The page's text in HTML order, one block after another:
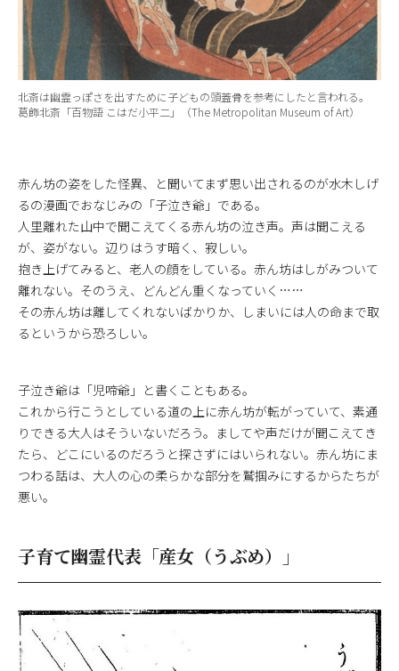
北斎は幽霊っぽさを出すために子どもの頭蓋骨を参考にしたと言われる。
葛飾北斎「百物語 こはだ小平二」（The Metropolitan Museum of Art）
赤ん坊の姿をした怪異、と聞いてまず思い出されるのが水木しげ
るの漫画でおなじみの「子泣き爺」である。
人里離れた山中で聞こえてくる赤ん坊の泣き声。声は聞こえる
が、姿がない。辺りはうす暗く、寂しい。
抱き上げてみると、老人の顔をしている。赤ん坊はしがみついて
離れない。そのうえ、どんどん重くなっていく……
その赤ん坊は離してくれないばかりか、しまいには人の命まで取
るというから恐ろしい。
子泣き爺は「児啼爺」と書くこともある。
これから行こうとしている道の上に赤ん坊が転がっていて、素通
りできる大人はそういないだろう。ましてや声だけが聞こえてき
たら、どこにいるのだろうと探さずにはいられない。赤ん坊にま
つわる話は、大人の心の柔らかな部分を鷲掴みにするからたちが
悪い。
子育て幽霊代表「産女（うぶめ）」